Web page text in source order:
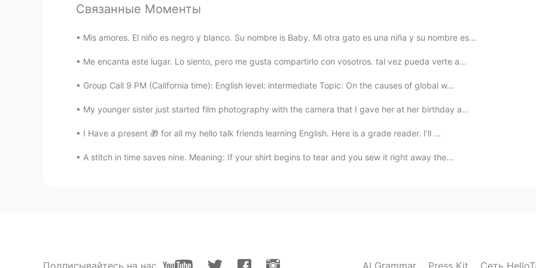
Связанные Моменты
Mis amores. El niño es negro y blanco. Su nombre is Baby. Mi otra gato es una niña y su nombre es...
Me encanta este lugar. Lo siento, pero me gusta compartirlo con vosotros. tal vez pueda verte a...
Group Call 9 PM (California time): English level: intermediate Topic: On the causes of global w...
My younger sister just started film photography with the camera that I gave her at her birthday a...
I Have a present 🎁 for all my hello talk friends learning English. Here is a grade reader. I’ll ...
A stitch in time saves nine. Meaning: If your shirt begins to tear and you sew it right away the...
Подписывайтесь на нас AI Grammar Press Kit Сеть